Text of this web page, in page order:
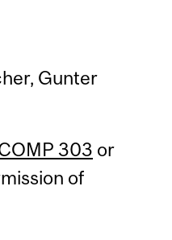
Gunter
303 or
of